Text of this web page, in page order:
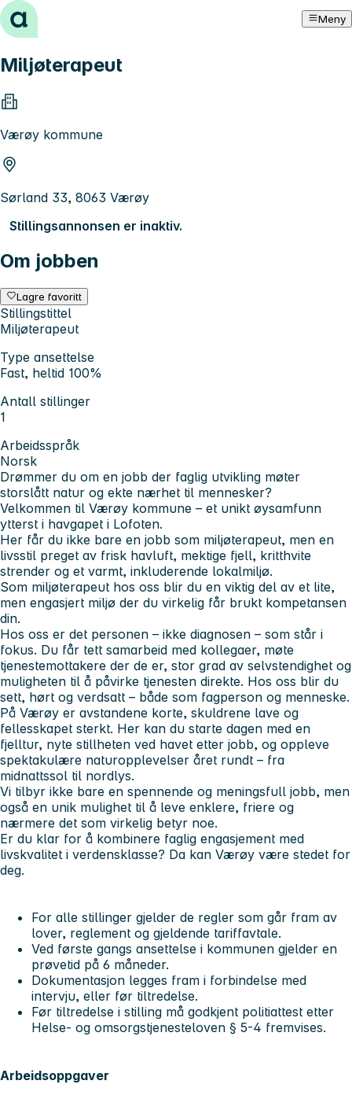
Hopp til innhold Meny
Miljøterapeut
Værøy kommune
Sørland 33, 8063 Værøy
Stillingsannonsen er inaktiv.
Om jobben
Lagre favoritt
Stillingstittel
Miljøterapeut
Type ansettelse
Fast, heltid 100%
Antall stillinger
1
Arbeidsspråk
Norsk
Drømmer du om en jobb der faglig utvikling møter
storslått natur og ekte nærhet til mennesker?
Velkommen til Værøy kommune – et unikt øysamfunn
ytterst i havgapet i Lofoten.
Her får du ikke bare en jobb som miljøterapeut, men en
livsstil preget av frisk havluft, mektige fjell, kritthvite
strender og et varmt, inkluderende lokalmiljø.
Som miljøterapeut hos oss blir du en viktig del av et lite,
men engasjert miljø der du virkelig får brukt kompetansen
din.
Hos oss er det personen – ikke diagnosen – som står i
fokus. Du får tett samarbeid med kollegaer, møte
tjenestemottakere der de er, stor grad av selvstendighet og
muligheten til å påvirke tjenesten direkte. Hos oss blir du
sett, hørt og verdsatt – både som fagperson og menneske.
På Værøy er avstandene korte, skuldrene lave og
fellesskapet sterkt. Her kan du starte dagen med en
fjelltur, nyte stillheten ved havet etter jobb, og oppleve
spektakulære naturopplevelser året rundt – fra
midnattssol til nordlys.
Vi tilbyr ikke bare en spennende og meningsfull jobb, men
også en unik mulighet til å leve enklere, friere og
nærmere det som virkelig betyr noe.
Er du klar for å kombinere faglig engasjement med
livskvalitet i verdensklasse? Da kan Værøy være stedet for
deg.
For alle stillinger gjelder de regler som går fram av
lover, reglement og gjeldende tariffavtale.
Ved første gangs ansettelse i kommunen gjelder en
prøvetid på 6 måneder.
Dokumentasjon legges fram i forbindelse med
intervju, eller før tiltredelse.
Før tiltredelse i stilling må godkjent politiattest etter
Helse- og omsorgstjenesteloven § 5-4 fremvises.
Arbeidsoppgaver